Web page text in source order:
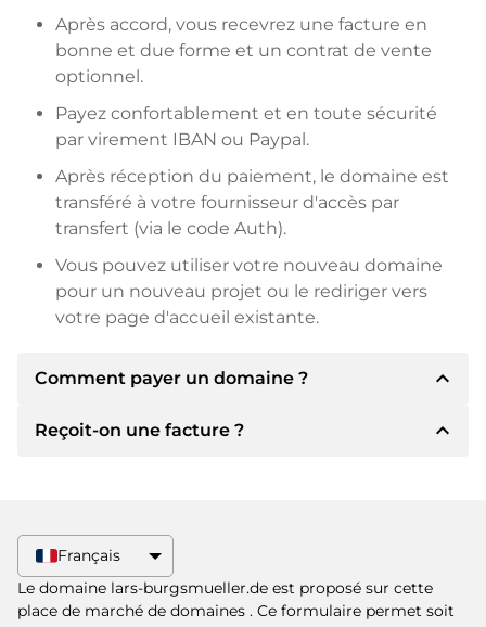
Après accord, vous recevrez une facture en
bonne et due forme et un contrat de vente
optionnel.
Payez confortablement et en toute sécurité
par virement IBAN ou Paypal.
Après réception du paiement, le domaine est
transféré à votre fournisseur d'accès par
transfert (via le code Auth).
Vous pouvez utiliser votre nouveau domaine
pour un nouveau projet ou le rediriger vers
votre page d'accueil existante.
Comment payer un domaine ? expand_less
Après un accord, le titulaire vous
proposera Paypal ou d'autres méthodes de
paiement.
Veuillez toujours mentionner le nom de
Reçoit-on une facture ? expand_less
élevé, vous recevrez également un contrat de
vente supplémentaire si vous le souhaitez.
Français
Le domaine lars-burgsmueller.de est proposé sur cette
place de marché de domaines . Ce formulaire permet soit